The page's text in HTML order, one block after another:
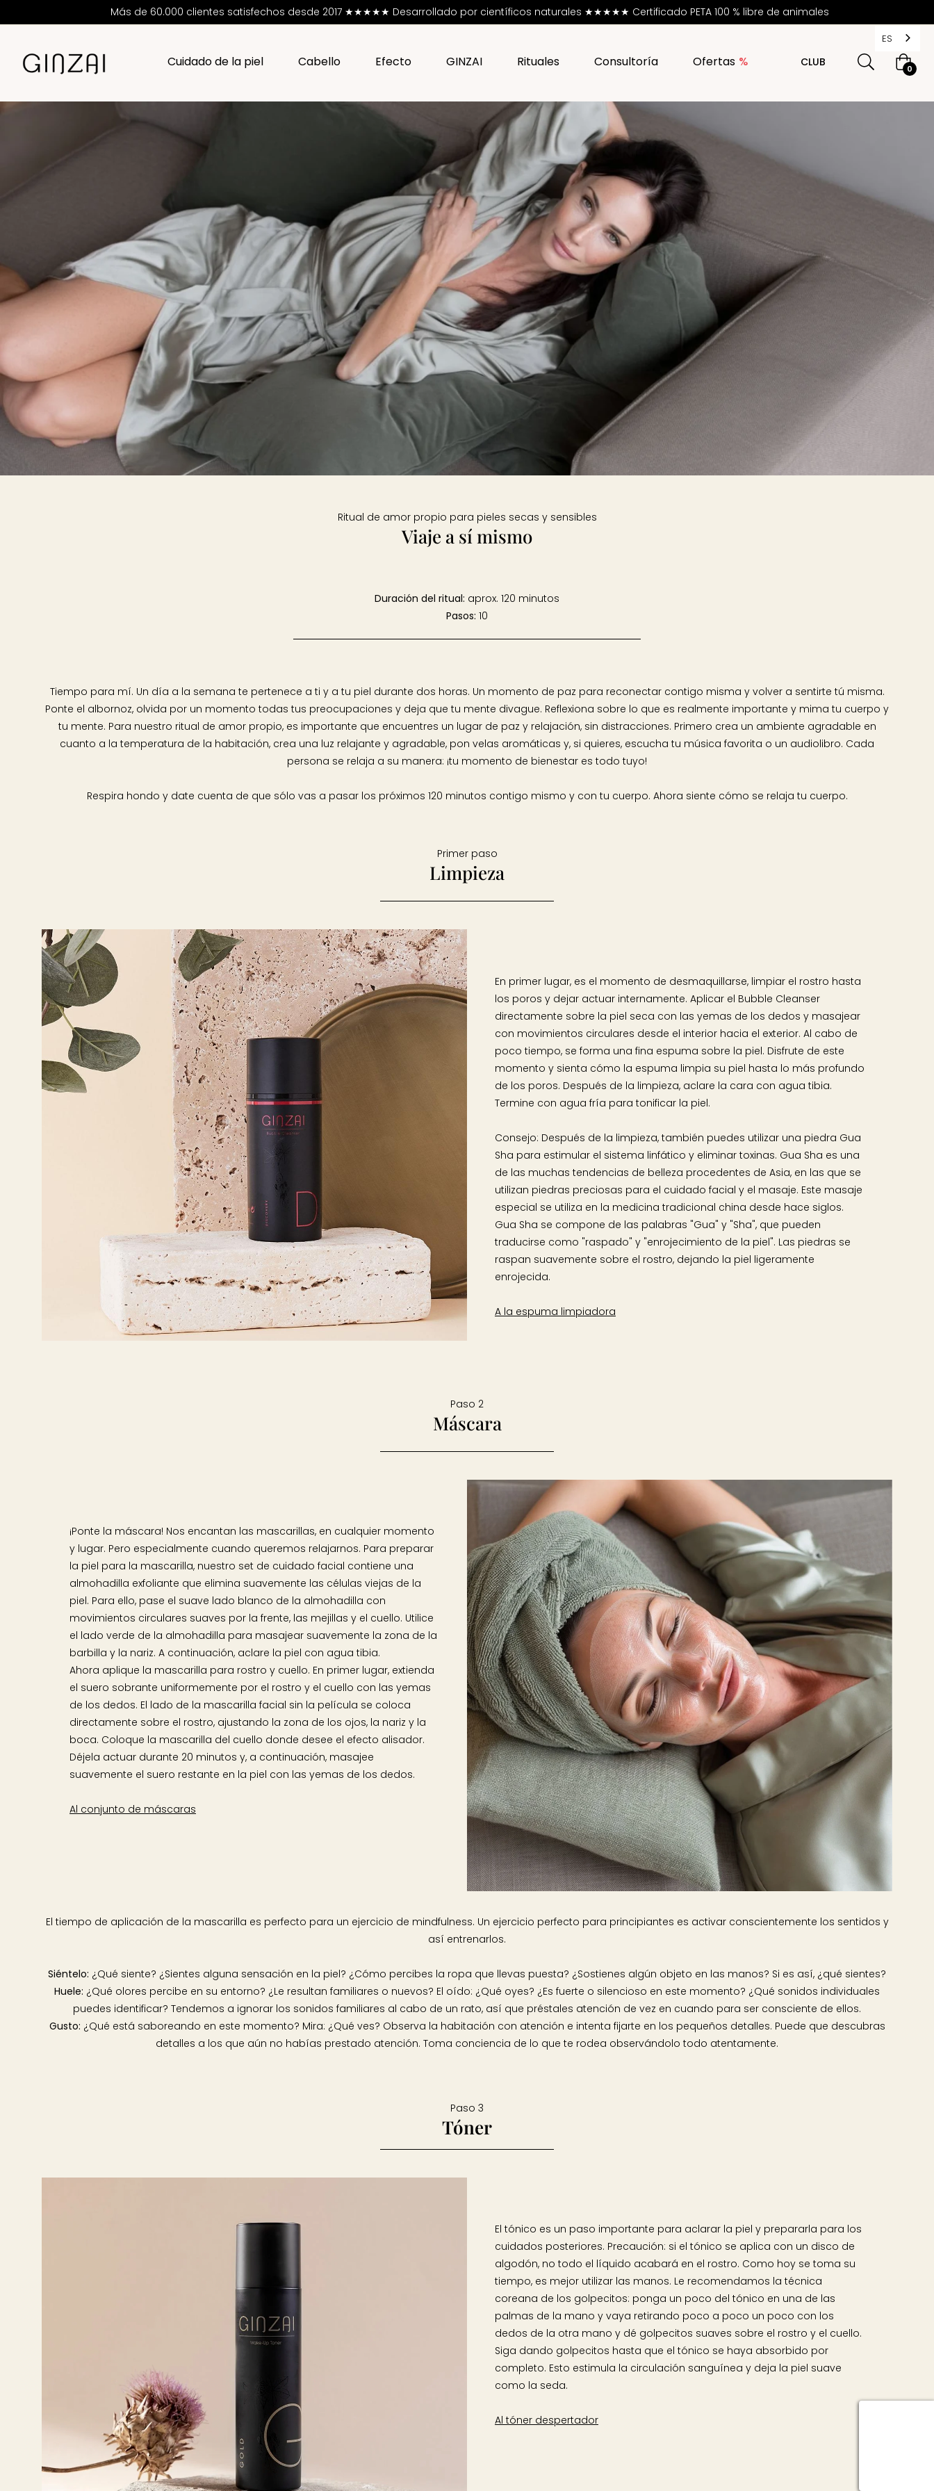
Más de 60.000 clientes satisfechos desde 2017 ★★★★★ Desarrollado por científicos naturales ★★★★★ Certificado PETA 100 % libre de animales
Cuidado de la piel Cabello Efecto GINZAI Rituales Consultoría Ofertas CLUB Cesta
de0
ES
Ritual de amor propio para pieles secas y sensibles
Viaje a sí mismo
Duración del ritual: aprox. 120 minutos
Pasos: 10
Tiempo para mí. Un día a la semana te pertenece a ti y a tu piel durante dos horas. Un momento de paz para reconectar contigo misma y volver a sentirte tú misma.
Ponte el albornoz, olvida por un momento todas tus preocupaciones y deja que tu mente divague. Reflexiona sobre lo que es realmente importante y mima tu cuerpo y
tu mente. Para nuestro ritual de amor propio, es importante que encuentres un lugar de paz y relajación, sin distracciones. Primero crea un ambiente agradable en
cuanto a la temperatura de la habitación, crea una luz relajante y agradable, pon velas aromáticas y, si quieres, escucha tu música favorita o un audiolibro. Cada
persona se relaja a su manera: ¡tu momento de bienestar es todo tuyo!
Respira hondo y date cuenta de que sólo vas a pasar los próximos 120 minutos contigo mismo y con tu cuerpo. Ahora siente cómo se relaja tu cuerpo.
Primer paso
Limpieza
En primer lugar, es el momento de desmaquillarse, limpiar el rostro hasta
los poros y dejar actuar internamente. Aplicar el Bubble Cleanser
directamente sobre la piel seca con las yemas de los dedos y masajear
con movimientos circulares desde el interior hacia el exterior. Al cabo de
poco tiempo, se forma una fina espuma sobre la piel. Disfrute de este
momento y sienta cómo la espuma limpia su piel hasta lo más profundo
de los poros. Después de la limpieza, aclare la cara con agua tibia.
Termine con agua fría para tonificar la piel.
Consejo: Después de la limpieza, también puedes utilizar una piedra Gua
Sha para estimular el sistema linfático y eliminar toxinas. Gua Sha es una
de las muchas tendencias de belleza procedentes de Asia, en las que se
utilizan piedras preciosas para el cuidado facial y el masaje. Este masaje
especial se utiliza en la medicina tradicional china desde hace siglos.
Gua Sha se compone de las palabras "Gua" y "Sha", que pueden
traducirse como "raspado" y "enrojecimiento de la piel". Las piedras se
raspan suavemente sobre el rostro, dejando la piel ligeramente
enrojecida.
A la espuma limpiadora
Paso 2
Máscara
¡Ponte la máscara! Nos encantan las mascarillas, en cualquier momento
y lugar. Pero especialmente cuando queremos relajarnos. Para preparar
la piel para la mascarilla, nuestro set de cuidado facial contiene una
almohadilla exfoliante que elimina suavemente las células viejas de la
piel. Para ello, pase el suave lado blanco de la almohadilla con
movimientos circulares suaves por la frente, las mejillas y el cuello. Utilice
el lado verde de la almohadilla para masajear suavemente la zona de la
barbilla y la nariz. A continuación, aclare la piel con agua tibia.
Ahora aplique la mascarilla para rostro y cuello. En primer lugar, extienda
el suero sobrante uniformemente por el rostro y el cuello con las yemas
de los dedos. El lado de la mascarilla facial sin la película se coloca
directamente sobre el rostro, ajustando la zona de los ojos, la nariz y la
boca. Coloque la mascarilla del cuello donde desee el efecto alisador.
Déjela actuar durante 20 minutos y, a continuación, masajee
suavemente el suero restante en la piel con las yemas de los dedos.
Al conjunto de máscaras
El tiempo de aplicación de la mascarilla es perfecto para un ejercicio de mindfulness. Un ejercicio perfecto para principiantes es activar conscientemente los sentidos y
así entrenarlos.
Siéntelo: ¿Qué siente? ¿Sientes alguna sensación en la piel? ¿Cómo percibes la ropa que llevas puesta? ¿Sostienes algún objeto en las manos? Si es así, ¿qué sientes?
Huele: ¿Qué olores percibe en su entorno? ¿Le resultan familiares o nuevos? El oído: ¿Qué oyes? ¿Es fuerte o silencioso en este momento? ¿Qué sonidos individuales
puedes identificar? Tendemos a ignorar los sonidos familiares al cabo de un rato, así que préstales atención de vez en cuando para ser consciente de ellos.
Gusto: ¿Qué está saboreando en este momento? Mira: ¿Qué ves? Observa la habitación con atención e intenta fijarte en los pequeños detalles. Puede que descubras
detalles a los que aún no habías prestado atención. Toma conciencia de lo que te rodea observándolo todo atentamente.
Paso 3
Tóner
El tónico es un paso importante para aclarar la piel y prepararla para los
cuidados posteriores. Precaución: si el tónico se aplica con un disco de
algodón, no todo el líquido acabará en el rostro. Como hoy se toma su
tiempo, es mejor utilizar las manos. Le recomendamos la técnica
coreana de los golpecitos: ponga un poco del tónico en una de las
palmas de la mano y vaya retirando poco a poco un poco con los
dedos de la otra mano y dé golpecitos suaves sobre el rostro y el cuello.
Siga dando golpecitos hasta que el tónico se haya absorbido por
completo. Esto estimula la circulación sanguínea y deja la piel suave
como la seda.
Al tóner despertador